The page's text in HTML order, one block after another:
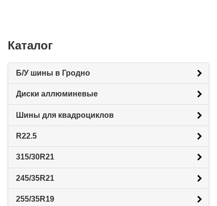
Каталог
Б/У шины в Гродно
Диски аллюминевые
Шины для квадроциклов
R22.5
315/30R21
245/35R21
255/35R19